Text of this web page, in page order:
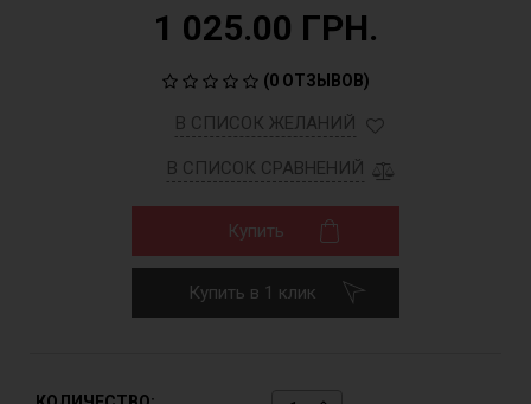
1 025.00 ГРН.
(0 ОТЗЫВОВ)
В СПИСОК ЖЕЛАНИЙ
В СПИСОК СРАВНЕНИЙ
Купить
Купить в 1 клик